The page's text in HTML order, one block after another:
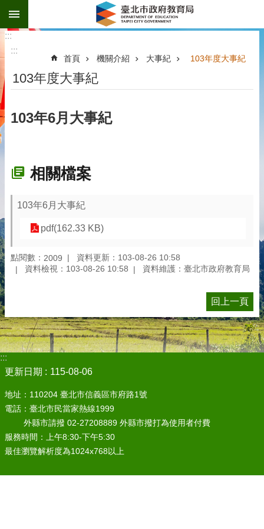
跳到主要內容區塊
:::
:::
首頁 機關介紹 大事紀 103年度大事紀
103年度大事紀
103年6月大事紀
相關檔案
103年6月大事紀
pdf(162.33 KB)
點閱數： 2009
資料更新：103-08-26 10:58
資料檢視：103-08-26 10:58
資料維護：臺北市政府教育局
回上一頁
:::
更新日期
115-08-06
地址：110204 臺北市信義區市府路1號
電話：臺北市民當家熱線1999
外縣市請撥 02-27208889 外縣市撥打為使用者付費
服務時間：上午8:30-下午5:30
最佳瀏覽解析度為1024x768以上